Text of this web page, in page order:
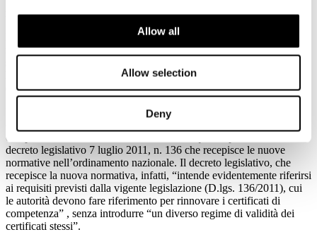
Allow all
Allow selection
Deny
materia.
Fino a oggi i competenti uffici del Personale della navigazione
marittima e interna del Ministero dei Trasporti avevano infatti
l’impossibilità di rinnovare i titoli professionali per l’intero periodo
di validità di 5 anni, se questo sopravanzava la data del 1.1.2017.
Il TAR ha riconosciuto che fino al 1°gennaio 2017, le autorità
competenza e convalide conformemente a quanto previsto dal
decreto legislativo 7 luglio 2011, n. 136 che recepisce le nuove
normative nell’ordinamento nazionale. Il decreto legislativo, che
recepisce la nuova normativa, infatti, “intende evidentemente riferirsi
ai requisiti previsti dalla vigente legislazione (D.lgs. 136/2011), cui
le autorità devono fare riferimento per rinnovare i certificati di
competenza” , senza introdurre “un diverso regime di validità dei
certificati stessi”.